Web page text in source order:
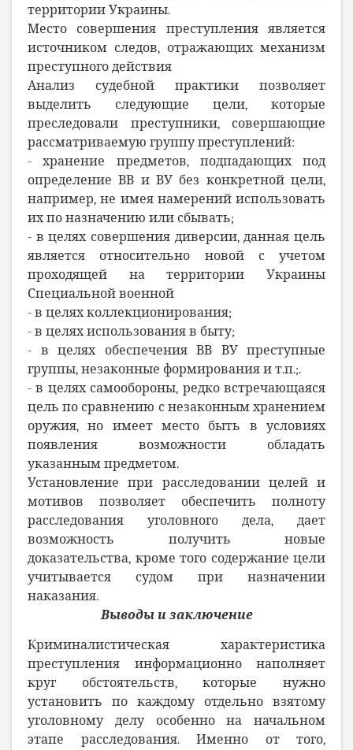
территории Украины.
Место совершения преступления является
источником следов, отражающих механизм
преступного действия
Анализ судебной практики позволяет
выделить следующие цели, которые
преследовали преступники, совершающие
рассматриваемую группу преступлений:
- хранение предметов, подпадающих под
определение ВВ и ВУ без конкретной цели,
например, не имея намерений использовать
их по назначению или сбывать;
- в целях совершения диверсии, данная цель
является относительно новой с учетом
проходящей на территории Украины
Специальной военной
- в целях коллекционирования;
- в целях использования в быту;
- в целях обеспечения ВВ ВУ преступные
группы, незаконные формирования и т.п.;.
- в целях самообороны, редко встречающаяся
цель по сравнению с незаконным хранением
оружия, но имеет место быть в условиях
появления возможности обладать
указанным предметом.
Установление при расследовании целей и
мотивов позволяет обеспечить полноту
расследования уголовного дела, дает
возможность получить новые
доказательства, кроме того содержание цели
учитывается судом при назначении
наказания.
Выводы и заключение
Криминалистическая характеристика
преступления информационно наполняет
круг обстоятельств, которые нужно
установить по каждому отдельно взятому
уголовному делу особенно на начальном
этапе расследования. Именно от того,